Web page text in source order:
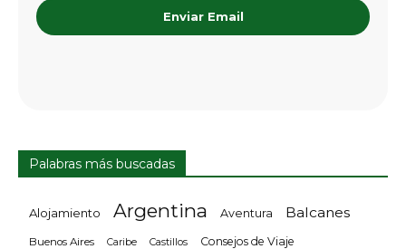
Enviar Email
Palabras más buscadas
Alojamiento Argentina Aventura Balcanes
Buenos Aires Caribe Castillos Consejos de Viaje